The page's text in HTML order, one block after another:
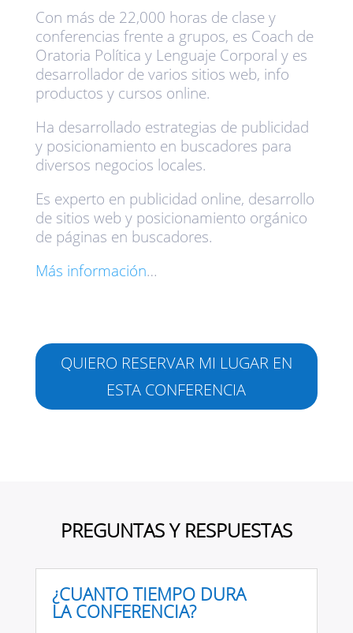
Con más de 22,000 horas de clase y
conferencias frente a grupos, es Coach de
Oratoria Política y Lenguaje Corporal y es
desarrollador de varios sitios web, info
productos y cursos online.
Ha desarrollado estrategias de publicidad
y posicionamiento en buscadores para
diversos negocios locales.
Es experto en publicidad online, desarrollo
de sitios web y posicionamiento orgánico
de páginas en buscadores.
Más información…
QUIERO RESERVAR MI LUGAR EN
ESTA CONFERENCIA
PREGUNTAS Y RESPUESTAS
¿CUANTO TIEMPO DURA
LA CONFERENCIA?